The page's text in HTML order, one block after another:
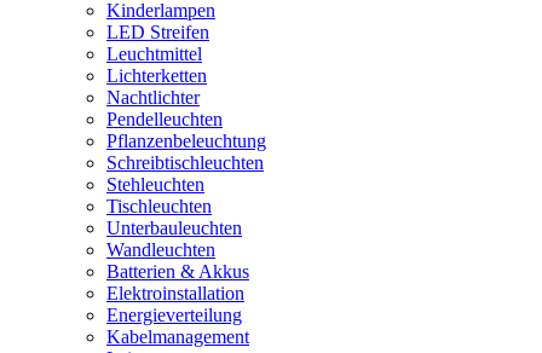
Kinderlampen
LED Streifen
Leuchtmittel
Lichterketten
Nachtlichter
Pendelleuchten
Pflanzenbeleuchtung
Schreibtischleuchten
Stehleuchten
Tischleuchten
Unterbauleuchten
Wandleuchten
Batterien & Akkus
Elektroinstallation
Energieverteilung
Kabelmanagement